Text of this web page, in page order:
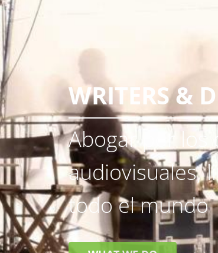
WRITERS &
Abogar por los
audiovisuales,
todo el mundo